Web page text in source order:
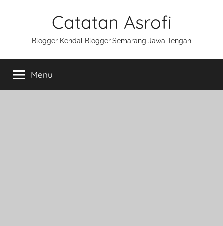
Catatan Asrofi
Blogger Kendal Blogger Semarang Jawa Tengah
Menu